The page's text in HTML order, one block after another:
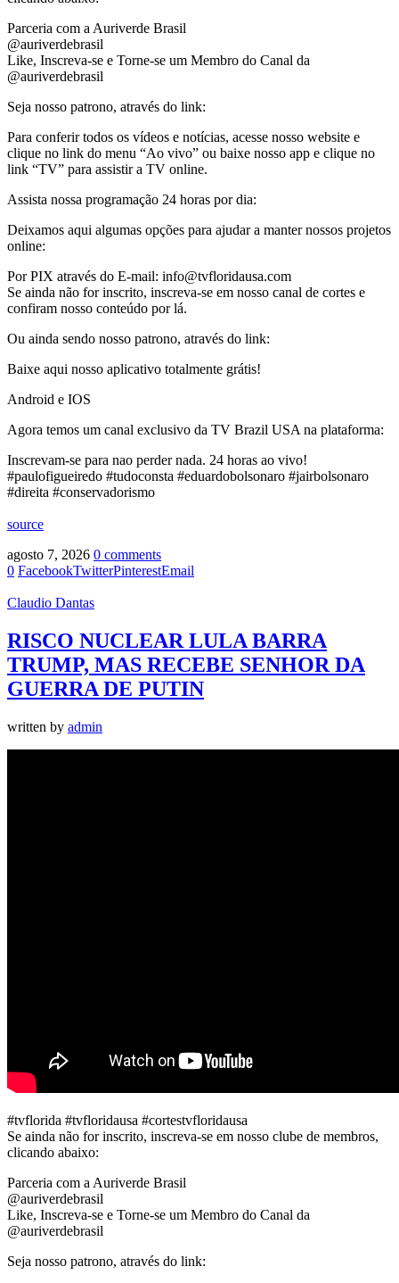
Parceria com a Auriverde Brasil
@auriverdebrasil
Like, Inscreva-se e Torne-se um Membro do Canal da
@auriverdebrasil
Seja nosso patrono, através do link:
Para conferir todos os vídeos e notícias, acesse nosso website e
clique no link do menu “Ao vivo” ou baixe nosso app e clique no
link “TV” para assistir a TV online.
Assista nossa programação 24 horas por dia:
Deixamos aqui algumas opções para ajudar a manter nossos projetos
online:
Por PIX através do E-mail: info@tvfloridausa.com
Se ainda não for inscrito, inscreva-se em nosso canal de cortes e
confiram nosso conteúdo por lá.
Ou ainda sendo nosso patrono, através do link:
Baixe aqui nosso aplicativo totalmente grátis!
Android e IOS
Agora temos um canal exclusivo da TV Brazil USA na plataforma:
Inscrevam-se para nao perder nada. 24 horas ao vivo!
#paulofigueiredo #tudoconsta #eduardobolsonaro #jairbolsonaro
#direita #conservadorismo
source
agosto 7, 2026 0 comments
0 FacebookTwitterPinterestEmail
Claudio Dantas
RISCO NUCLEAR LULA BARRA
TRUMP, MAS RECEBE SENHOR DA
GUERRA DE PUTIN
written by admin
#tvflorida #tvfloridausa #cortestvfloridausa
Se ainda não for inscrito, inscreva-se em nosso clube de membros,
clicando abaixo:
Parceria com a Auriverde Brasil
@auriverdebrasil
Like, Inscreva-se e Torne-se um Membro do Canal da
@auriverdebrasil
Seja nosso patrono, através do link: